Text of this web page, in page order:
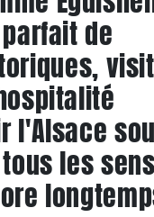
de
l'Alsace
les